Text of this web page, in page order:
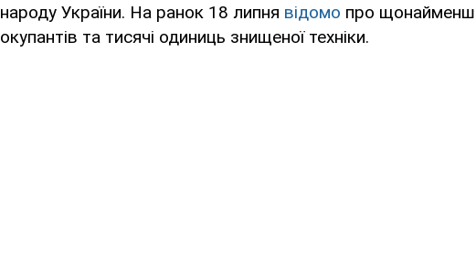
народу України. На ранок 18 липня відомо про
окупантів та тисячі одиниць знищеної техніки.